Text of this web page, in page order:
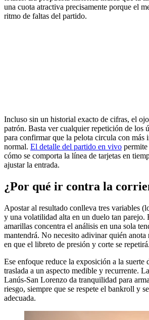
una cuota atractiva precisamente porque el
ritmo de faltas del partido.
Incluso sin un historial exacto de cifras, el
patrón. Basta ver cualquier repetición de los
para confirmar que la pelota circula con más
normal. El detalle del partido en vivo
cómo se comporta la línea de tarjetas en
ajustar la entrada.
¿Por qué ir contra la
Apostar al resultado conlleva tres variables
y una volatilidad alta en un duelo tan parejo.
amarillas concentra el análisis en una sola
mantendrá. No necesito adivinar quién
en que el libreto de presión y corte se repetirá.
Ese enfoque reduce la exposición a la suerte
traslada a un aspecto medible y recurrente.
Lanús-San Lorenzo da tranquilidad para
riesgo, siempre que se respete el bankroll y
adecuada.